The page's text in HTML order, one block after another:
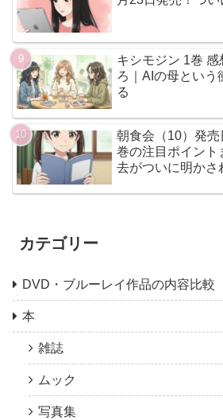
キシモジン 1巻 感
ろ｜AIの母という
る
朝食会（10）発
巻の注目ポイント
去がついに明かさ
カテゴリー
DVD・ブルーレイ作品の内容比較
本
雑誌
ムック
写真集